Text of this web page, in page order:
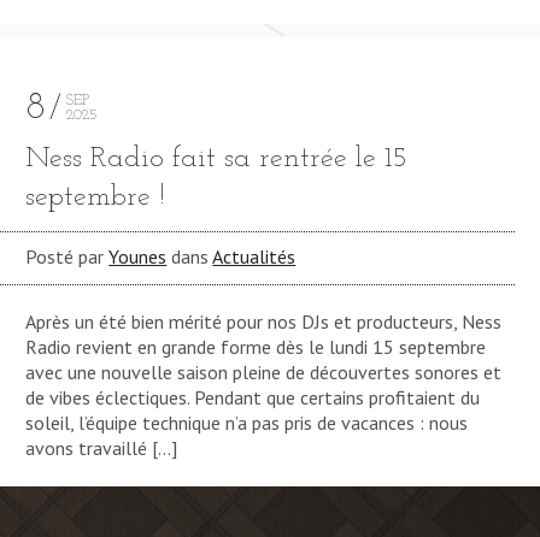
8
SEP
2025
Ness Radio fait sa rentrée le 15
septembre !
Posté parYounes dansActualités
Après un été bien mérité pour nos DJs et producteurs, Ness
Radio revient en grande forme dès le lundi 15 septembre
avec une nouvelle saison pleine de découvertes sonores et
de vibes éclectiques. Pendant que certains profitaient du
soleil, l’équipe technique n’a pas pris de vacances : nous
avons travaillé […]